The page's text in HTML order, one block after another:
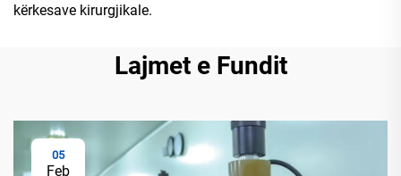
kërkesave kirurgjikale.
Lajmet e Fundit
05
Feb